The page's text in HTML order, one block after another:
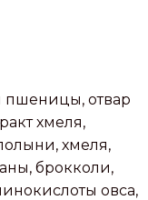
пшеницы, отвар
хмеля,
хмеля,
брокколи,
овса,